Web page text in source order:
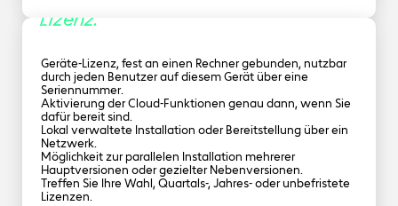
Erstellen Sie herausragende digitale Inhalte, einschließlich
unterstützen, den Umgang zu erklären und Kunden zu
gewinnen.
Lizenz.
Geräte-Lizenz, fest an einen Rechner gebunden, nutzbar
durch jeden Benutzer auf diesem Gerät über eine
Seriennummer.
Aktivierung der Cloud-Funktionen genau dann, wenn Sie
dafür bereit sind.
Lokal verwaltete Installation oder Bereitstellung über ein
Netzwerk.
Möglichkeit zur parallelen Installation mehrerer
Hauptversionen oder gezielter Nebenversionen.
Treffen Sie Ihre Wahl, Quartals-, Jahres- oder unbefristete
Lizenzen.